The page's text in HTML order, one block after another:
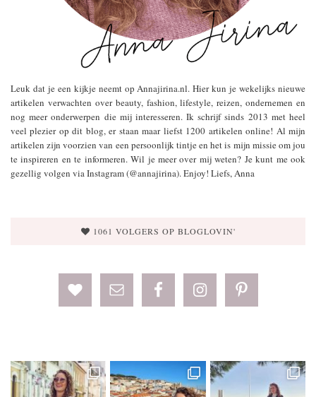
Leuk dat je een kijkje neemt op Annajirina.nl. Hier kun je wekelijks nieuwe
artikelen verwachten over beauty, fashion, lifestyle, reizen, ondernemen en
nog meer onderwerpen die mij interesseren. Ik schrijf sinds 2013 met heel
veel plezier op dit blog, er staan maar liefst 1200 artikelen online! Al mijn
artikelen zijn voorzien van een persoonlijk tintje en het is mijn missie om jou
te inspireren en te informeren. Wil je meer over mij weten? Je kunt me ook
gezellig volgen via Instagram (@annajirina). Enjoy! Liefs, Anna
1061 VOLGERS OP BLOGLOVIN'